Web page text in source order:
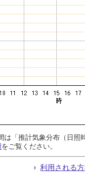
は「推計気象分布（日
をご覧ください。
利用される